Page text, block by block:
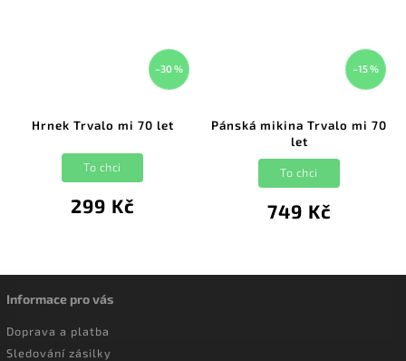
–30 %
Hrnek Trvalo mi 70 let
299 Kč
To chci
–15 %
Pánská mikina Trvalo mi 70
let
749 Kč
To chci
Informace pro vás
Doprava a platba
Sledování zásilky